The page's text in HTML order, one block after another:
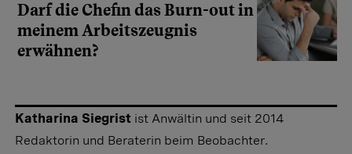
Darf die Chefin das Burn-out in
meinem Arbeits­zeugnis
erwähnen?
Katharina Siegrist ist Anwältin und seit 2014
Redaktorin und Beraterin beim Beobachter.